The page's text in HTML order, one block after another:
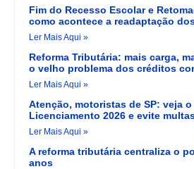
Fim do Recesso Escolar e
como acontece a readaptação
Ler Mais Aqui »
Reforma Tributária: mais carga,
o velho problema dos créditos
Ler Mais Aqui »
Atenção, motoristas de SP: veja
Licenciamento 2026 e evite
Ler Mais Aqui »
A reforma tributária centraliza o
anos